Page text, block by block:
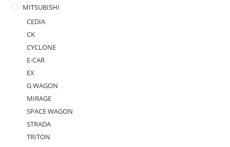
MITSUBISHI
CEDIA
CK
CYCLONE
E-CAR
EX
G WAGON
MIRAGE
SPACE WAGON
STRADA
TRITON